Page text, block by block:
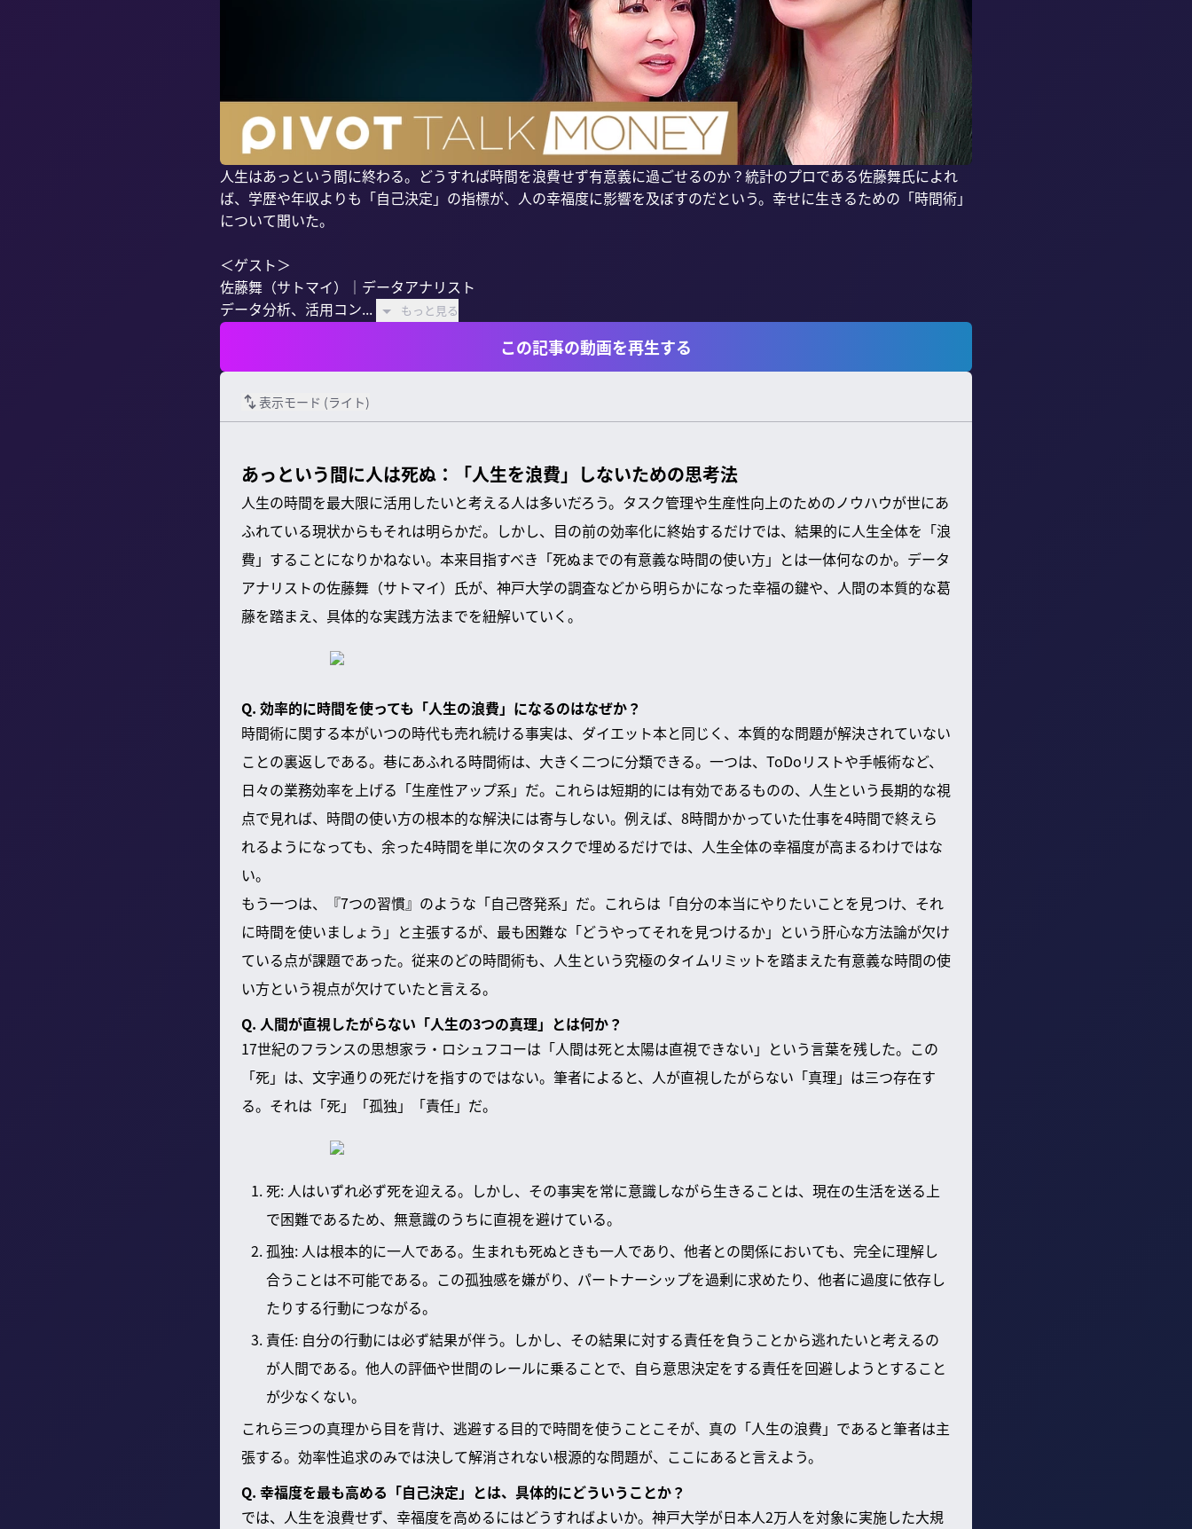
人生はあっという間に終わる。どうすれば時間を浪費せず有意義に過ごせるのか？統計のプロである佐藤舞氏によれ
ば、学歴や年収よりも「自己決定」の指標が、人の幸福度に影響を及ぼすのだという。幸せに生きるための「時間術」
について聞いた。
＜ゲスト＞
佐藤舞（サトマイ）｜データアナリスト
データ分析、活用コン...
もっと見る
この記事の動画を再生する
表示モード (ライト)
あっという間に人は死ぬ：「人生を浪費」しないための思考法
人生の時間を最大限に活用したいと考える人は多いだろう。タスク管理や生産性向上のためのノウハウが世にあ
ふれている現状からもそれは明らかだ。しかし、目の前の効率化に終始するだけでは、結果的に人生全体を「浪
費」することになりかねない。本来目指すべき「死ぬまでの有意義な時間の使い方」とは一体何なのか。データ
アナリストの佐藤舞（サトマイ）氏が、神戸大学の調査などから明らかになった幸福の鍵や、人間の本質的な葛
藤を踏まえ、具体的な実践方法までを紐解いていく。
Q. 効率的に時間を使っても「人生の浪費」になるのはなぜか？
時間術に関する本がいつの時代も売れ続ける事実は、ダイエット本と同じく、本質的な問題が解決されていない
ことの裏返しである。巷にあふれる時間術は、大きく二つに分類できる。一つは、ToDoリストや手帳術など、
日々の業務効率を上げる「生産性アップ系」だ。これらは短期的には有効であるものの、人生という長期的な視
点で見れば、時間の使い方の根本的な解決には寄与しない。例えば、8時間かかっていた仕事を4時間で終えら
れるようになっても、余った4時間を単に次のタスクで埋めるだけでは、人生全体の幸福度が高まるわけではな
い。
もう一つは、『7つの習慣』のような「自己啓発系」だ。これらは「自分の本当にやりたいことを見つけ、それ
に時間を使いましょう」と主張するが、最も困難な「どうやってそれを見つけるか」という肝心な方法論が欠け
ている点が課題であった。従来のどの時間術も、人生という究極のタイムリミットを踏まえた有意義な時間の使
い方という視点が欠けていたと言える。
Q. 人間が直視したがらない「人生の3つの真理」とは何か？
17世紀のフランスの思想家ラ・ロシュフコーは「人間は死と太陽は直視できない」という言葉を残した。この
「死」は、文字通りの死だけを指すのではない。筆者によると、人が直視したがらない「真理」は三つ存在す
る。それは「死」「孤独」「責任」だ。
死: 人はいずれ必ず死を迎える。しかし、その事実を常に意識しながら生きることは、現在の生活を送る上
で困難であるため、無意識のうちに直視を避けている。
孤独: 人は根本的に一人である。生まれも死ぬときも一人であり、他者との関係においても、完全に理解し
合うことは不可能である。この孤独感を嫌がり、パートナーシップを過剰に求めたり、他者に過度に依存し
たりする行動につながる。
責任: 自分の行動には必ず結果が伴う。しかし、その結果に対する責任を負うことから逃れたいと考えるの
が人間である。他人の評価や世間のレールに乗ることで、自ら意思決定をする責任を回避しようとすること
が少なくない。
これら三つの真理から目を背け、逃避する目的で時間を使うことこそが、真の「人生の浪費」であると筆者は主
張する。効率性追求のみでは決して解消されない根源的な問題が、ここにあると言えよう。
Q. 幸福度を最も高める「自己決定」とは、具体的にどういうことか？
では、人生を浪費せず、幸福度を高めるにはどうすればよいか。神戸大学が日本人2万人を対象に実施した大規